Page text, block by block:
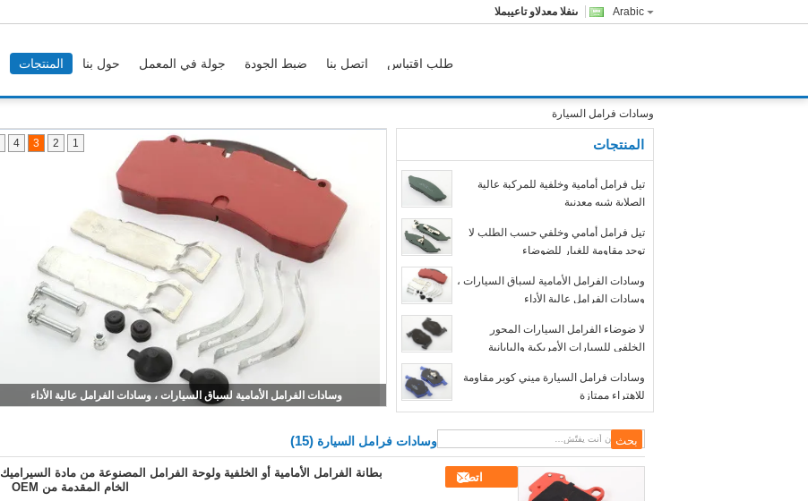
Arabic المبيعات والدعم الفنى
المنتجات حول بنا جولة في المعمل ضبط الجودة اتصل بنا طلب اقتباس
وسادات فرامل السيارة
وسادات الفرامل الأمامية لسباق السيارات ، وسادات الفرامل عالية الأداء
1
2
3
4 المنتجات
تيل فرامل أمامية وخلفية للمركبة عالية
الصلابة شبه معدنية
تيل فرامل أمامي وخلفي حسب الطلب لا
توجد مقاومة للغبار للضوضاء
وسادات الفرامل الأمامية لسباق السيارات ،
وسادات الفرامل عالية الأداء
لا ضوضاء الفرامل السيارات المحور
الخلفي للسيارات الأمريكية واليابانية
وسادات فرامل السيارة ميني كوبر مقاومة
للاهتراء ممتازة
وسادات فرامل السيارة (15)
بطانة الفرامل الأمامية أو الخلفية ولوحة الفرامل المصنوعة من مادة السيراميك
الخام المقدمة من OEM
اتصل